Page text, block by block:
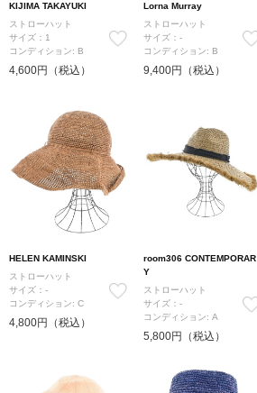
KIJIMA TAKAYUKI
ストローハット
サイズ：1
コンディション: B
4,600円（税込）
Lorna Murray
ストローハット
サイズ：-
コンディション: B
9,400円（税込）
HELEN KAMINSKI
ストローハット
サイズ：-
コンディション: C
4,800円（税込）
room306 CONTEMPORAR
Y
ストローハット
サイズ：-
コンディション: A
5,800円（税込）